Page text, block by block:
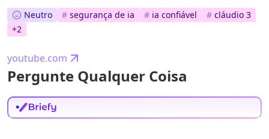
Neutro # segurança de ia # ia confiável # cláudio 3
+2
youtube.com
Pergunte Qualquer Coisa